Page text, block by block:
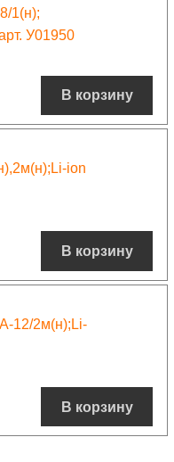
1(н);
У01950
В корзину
ion
В корзину
12/2м(н);Li-
В корзину